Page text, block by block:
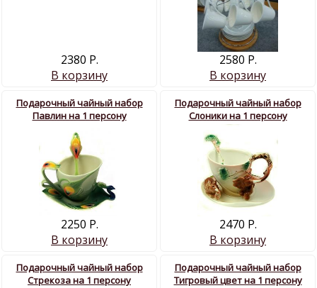
2380 Р.
В корзину
2580 Р.
В корзину
Подарочный чайный набор
Павлин на 1 персону
2250 Р.
В корзину
Подарочный чайный набор
Слоники на 1 персону
2470 Р.
В корзину
Подарочный чайный набор
Стрекоза на 1 персону
Подарочный чайный набор
Тигровый цвет на 1 персону